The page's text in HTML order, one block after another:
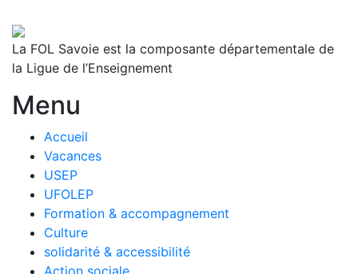
La FOL Savoie est la composante départementale de
la Ligue de l’Enseignement
Menu
Accueil
Vacances
USEP
UFOLEP
Formation & accompagnement
Culture
solidarité & accessibilité
Action sociale